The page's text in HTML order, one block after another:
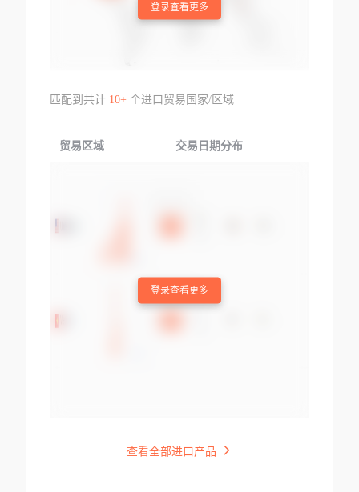
登录查看更多
匹配到共计 10+个进口贸易国家/区域
贸易区域 交易日期分布
登录查看更多
查看全部进口产品